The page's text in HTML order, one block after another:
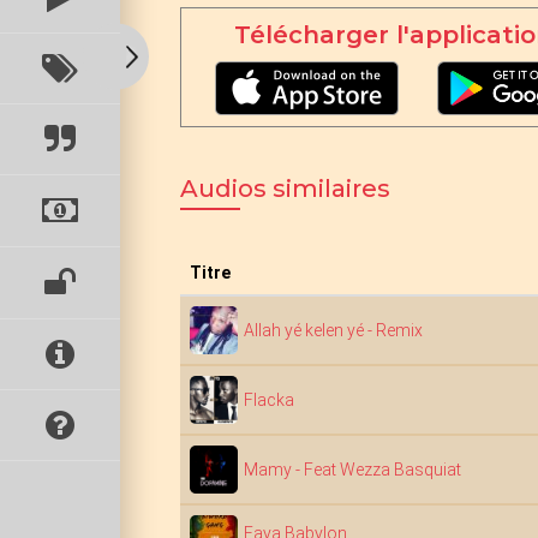
Télécharger
Audios similaires
Titre
Allah yé kelen yé - Remix
Flacka
Mamy - Feat Wezza Basquiat
Faya Babylon